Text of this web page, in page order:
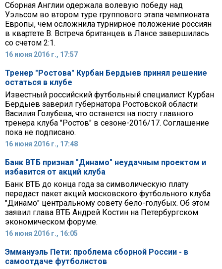
Сборная Англии одержала волевую победу над
Уэльсом во втором туре группового этапа чемпионата
Европы, чем осложнила турнирное положение россиян
в квартете В. Встреча британцев в Лансе завершилась
со счетом 2:1.
16 июня 2016 г., 17:57
Тренер "Ростова" Курбан Бердыев принял решение
остаться в клубе
Известный российский футбольный специалист Курбан
Бердыев заверил губернатора Ростовской области
Василия Голубева, что останется на посту главного
тренера клуба "Ростов" в сезоне-2016/17. Соглашение
пока не подписано.
16 июня 2016 г., 17:48
Банк ВТБ признал "Динамо" неудачным проектом и
избавится от акций клуба
Банк ВТБ до конца года за символическую плату
передаст пакет акций московского футбольного клуба
"Динамо" центральному совету бело-голубых. Об этом
заявил глава ВТБ Андрей Костин на Петербургском
экономическом форуме.
16 июня 2016 г., 16:05
Эммануэль Пети: проблема сборной России - в
самоотдаче футболистов